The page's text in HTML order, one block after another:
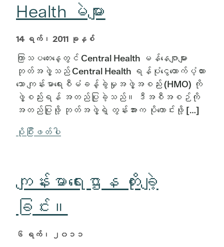
Health မဲများ
14 ရက်၊ 2011 ခုနှစ်
ကြာသပတေးနေ့တွင် Central Health မန်နေဂျာများ
ဘုတ်အဖွဲ့သည် Central Health ရန်ပုံငွေထောက်ပံ့ထား
သော ကျန်းမာရေးစီမံခန့်ခွဲမှုအဖွဲ့အစည်း (HMO) ကို
ဖွဲ့စည်းရန် အတည်ပြုခဲ့သည်။ ဒီအစီအစဉ်ကို
အတည်ပြုဖို့ ဘုတ်အဖွဲ့ရဲ့ တွန်းအားက ပိုကောင်းဖို့ […]
ပိုပြီးဖတ်ပါ
ကျန်းမာရေးဌာန တိုးချဲ့
ခြင်း။
၆ ရက်၊ ၂၀၁၁